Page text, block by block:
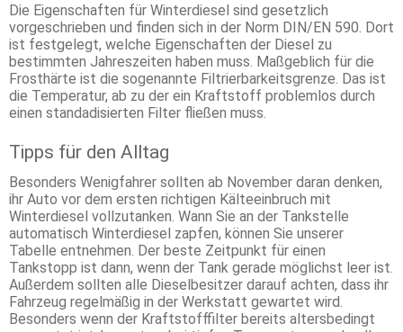
Die Eigenschaften für Winterdiesel sind gesetzlich
vorgeschrieben und finden sich in der Norm DIN/EN 590. Dort
ist festgelegt, welche Eigenschaften der Diesel zu
bestimmten Jahreszeiten haben muss. Maßgeblich für die
Frosthärte ist die sogenannte Filtrierbarkeitsgrenze. Das ist
die Temperatur, ab zu der ein Kraftstoff problemlos durch
einen standadisierten Filter fließen muss.
Tipps für den Alltag
Besonders Wenigfahrer sollten ab November daran denken,
ihr Auto vor dem ersten richtigen Kälteeinbruch mit
Winterdiesel vollzutanken. Wann Sie an der Tankstelle
automatisch Winterdiesel zapfen, können Sie unserer
Tabelle entnehmen. Der beste Zeitpunkt für einen
Tankstopp ist dann, wenn der Tank gerade möglichst leer ist.
Außerdem sollten alle Dieselbesitzer darauf achten, dass ihr
Fahrzeug regelmäßig in der Werkstatt gewartet wird.
Besonders wenn der Kraftstofffilter bereits altersbedingt